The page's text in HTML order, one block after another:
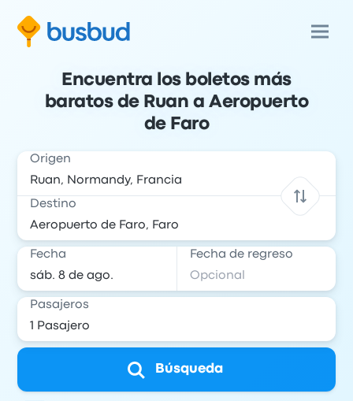
Encuentra los boletos más
baratos de Ruan a Aeropuerto
de Faro
Origen
Destino
Fecha Fecha de regreso
Pasajeros
Búsqueda